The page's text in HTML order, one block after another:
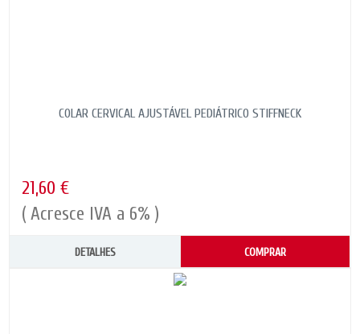
COLAR CERVICAL AJUSTÁVEL PEDIÁTRICO STIFFNECK
21,60 €
( Acresce IVA a 6% )
DETALHES COMPRAR